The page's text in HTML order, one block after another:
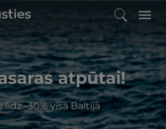
atpūtai!
līdz -30% visā Baltijā